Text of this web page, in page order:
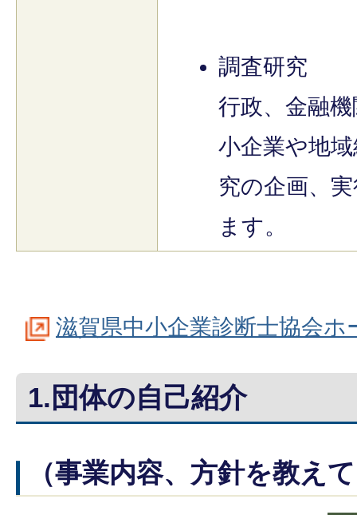
調査研究
行政、金融
小企業や地
究の企画、
ます。
滋賀県中小企業診断士協会ホ
1.団体の自己紹介
（事業内容、方針を教え